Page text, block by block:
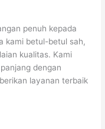
penuh kepada
kami betul-betul sah,
kualitas. Kami
dengan
layanan terbaik